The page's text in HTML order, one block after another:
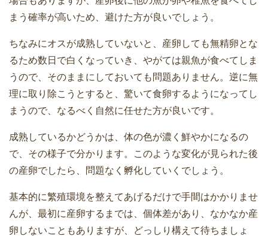
まう確率が高いため、避けた方が良いでしょう。
ちなみにオスが成熟していないと、産卵しても無精卵とな
るため数日で白くなっていき、やがては親魚が食べてしま
うので、そのままにしておいても問題ありません。逆に無
理に取り除こうとすると、驚いて食卵するようになってし
まうので、なるべく自然に任せた方が良いです。
成熟しているかどうかは、体の色が濃く鮮やかになるの
で、その様子で分かります。このような変化が見られた後
の産卵でしたら、問題なく孵化していくでしょう。
基本的に繁殖環境を整えてあげるだけで手間はかかりませ
んが、最初に産卵するまでは、個体差があり、なかなか産
卵しないこともありますが、どっしり構えて待ちましょ